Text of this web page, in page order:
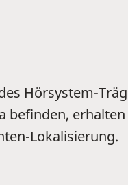
Hörsystem-
Lokalisierung.